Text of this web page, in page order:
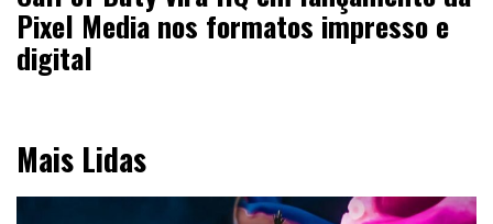
Pixel Media nos formatos impresso e
digital
Mais Lidas